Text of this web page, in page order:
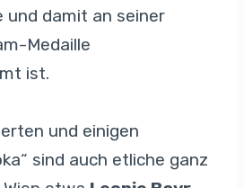
und damit an seiner
Medaille
ist.
und einigen
sind auch etliche ganz